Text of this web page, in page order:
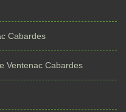
Cabardes
Ventenac Cabardes